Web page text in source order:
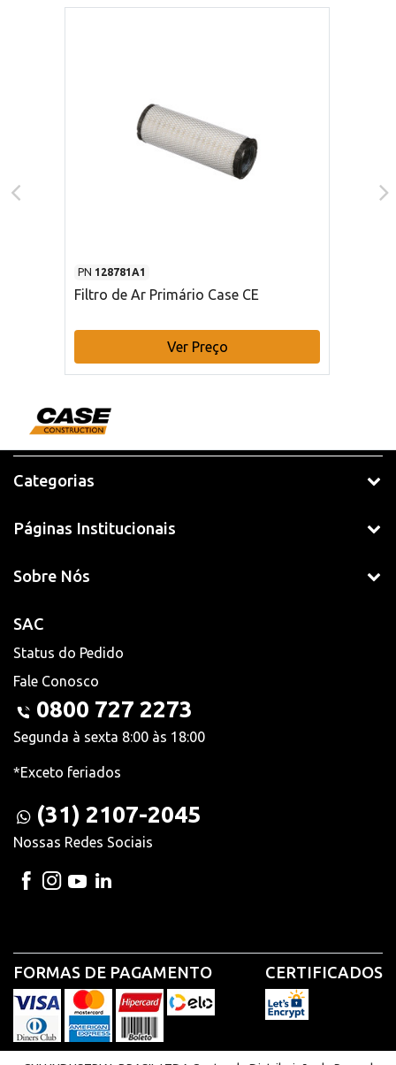
PN 128781A1
Filtro de Ar Primário Case CE
Ver Preço
Categorias
Páginas Institucionais
Sobre Nós
SAC
Status do Pedido
Fale Conosco
0800 727 2273
Segunda à sexta 8:00 às 18:00
*Exceto feriados
(31) 2107-2045
Nossas Redes Sociais
FORMAS DE PAGAMENTO CERTIFICADOS